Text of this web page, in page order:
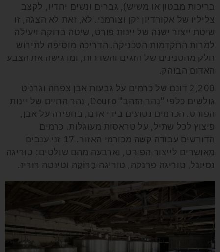
בריכות מבטון או משיש), גברים ונשים יחדיו, לקצב
צליליו של אקורדיון זקן וצורמני. לא, זאת לא הצגה, זו
שיטת ייצור ישנה של יינות פורט, שיטה בדוקה ויעילה
למרות התקדמות הטכניקה. הדריכה מוסיפה לתירוש
חלק מהטנינים של הזגים והשדרות, ומדגישה את הצבע
האדום הבוהק.
2,200 דונם של כרמים על גבעות אבן צפחה וגרניט
גולשים כלפי "נהר הזהב" Douro, נהר החיים של יינות
הפורט. הכרמים נטועים בידי אדם, בחפירה על אבן,
פיצוץ לכל שתיל, על טראסות מעוגלות. כרמים
הדורשים עבודה קשה מכורמי האזור. 17 זני ענבים
מאושרים לייצור הפורט, וארבעה מהם שולטים: טוּריגה
נסיונל, טוריגה פרנקה, טוריגה בַרוֹקַה וטינטה רוריז.